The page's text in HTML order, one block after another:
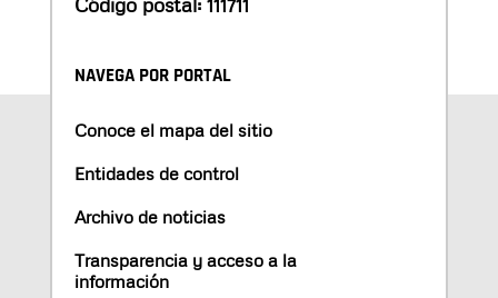
NAVEGA POR PORTAL
Conoce el mapa del sitio
Entidades de control
Archivo de noticias
Transparencia y acceso a la
información